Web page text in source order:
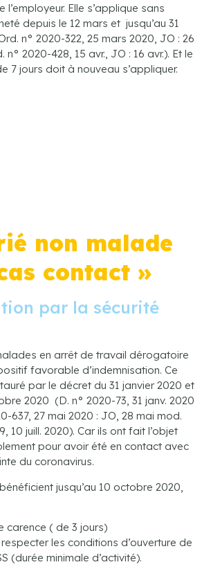
Elle s’applique sans
depuis le 12 mars et jusqu’au 31
n° 2020-322, 25 mars 2020, JO : 26
2020-428, 15 avr., JO : 16 avr.). Et le
7 jours doit à nouveau s’appliquer.
non malade
contact »
par la sécurité
en arrêt de travail dérogatoire
favorable d’indemnisation. Ce
par le décret du 31 janvier 2020 et
2020 (D. n° 2020-73, 31 janv. 2020
637, 27 mai 2020 : JO, 28 mai mod.
10 juill. 2020). Car ils ont fait l’objet
pour avoir été en contact avec
du coronavirus.
jusqu’au 10 octobre 2020,
carence ( de 3 jours)
les conditions d’ouverture de
(durée minimale d’activité).